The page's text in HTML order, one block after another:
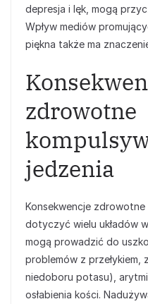
depresja i lęk, mogą
Wpływ mediów
piękna także ma
zdrowotne
jedzenia
Konsekwencje zdrowotne
dotyczyć wielu układów
mogą prowadzić do
problemów z
niedoboru potasu),
osłabienia kości.